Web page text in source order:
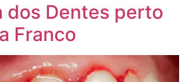
dos Dentes perto
Franco